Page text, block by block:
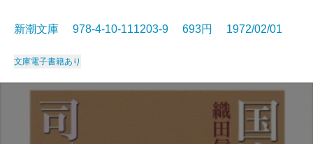
新潮文庫 978-4-10-111203-9 693円 1972/02/01
文庫電子書籍あり